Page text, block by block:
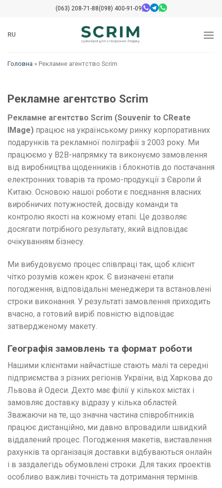
змісту
(063) 208-71-88(098) 400-91-09
RU
Головна » Рекламне агентство Scrim
Рекламне агентство Scrim
Рекламне агентство Scrim (Souvenir to CReate
IMage) працює на українському ринку корпоративних
подарунків та рекламної поліграфії з 2003 року. Ми
працюємо у B2B-напрямку та виконуємо замовлення
від виробництва щоденників і блокнотів до постачання
електронних товарів та промо-продукції з Європи й
Китаю. Основою нашої роботи є поєднання власних
виробничих потужностей, досвіду команди та
контролю якості на кожному етапі. Це дозволяє
досягати потрібного результату, який відповідає
очікуванням бізнесу.
Ми вибудовуємо процес співпраці так, щоб клієнт
чітко розумів кожен крок. Є визначені етапи
погодження, відповідальні менеджери та встановлені
строки виконання. У результаті замовлення приходить
вчасно, а готовий виріб повністю відповідає
затвердженому макету.
Географія замовлень та формат роботи
Нашими клієнтами найчастіше стають малі та середні
підприємства з різних регіонів України, від Харкова до
Львова й Одеси. Дехто має філії у кількох містах і
замовляє доставку відразу у кілька областей.
Зважаючи на те, що значна частина співробітників
працює дистанційно, ми давно впровадили швидкий
віддалений процес. Погодження макетів, виставлення
рахунків та організація доставки відбуваються онлайн
і в заздалегідь обумовлені строки. Для таких проектів
особливо важливі точність та дотримання термінів.